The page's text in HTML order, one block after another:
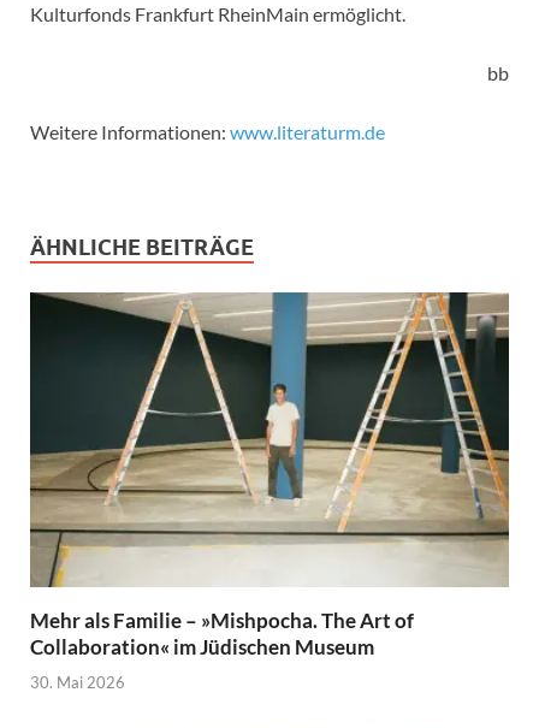
Kulturfonds Frankfurt RheinMain ermöglicht.
bb
Weitere Informationen: www.literaturm.de
ÄHNLICHE BEITRÄGE
Mehr als Familie – »Mishpocha. The Art of
Collaboration« im Jüdischen Museum
30. Mai 2026